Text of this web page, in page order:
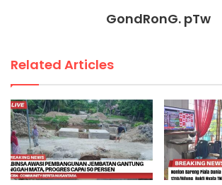
GondRonG. pTw
Related Articles